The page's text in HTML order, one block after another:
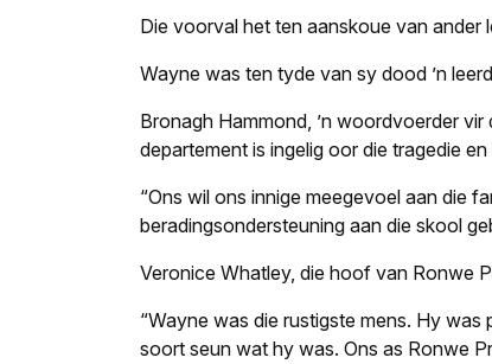
Die voorval het ten aanskoue van ander
Wayne was ten tyde van sy dood ’n
Bronagh Hammond, ’n woordvoerder
departement is ingelig oor die tragedie
“Ons wil ons innige meegevoel aan die
beradingsondersteuning aan die skool
Veronice Whatley, die hoof van Ronwe
“Wayne was die rustigste mens. Hy was
soort seun wat hy was. Ons as Ronwe